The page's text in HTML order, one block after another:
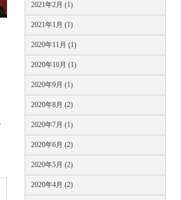
2021年2月 (1)
2021年1月 (1)
2020年11月 (1)
2020年10月 (1)
2020年9月 (1)
2020年8月 (2)
2020年7月 (1)
2020年6月 (2)
2020年5月 (2)
2020年4月 (2)